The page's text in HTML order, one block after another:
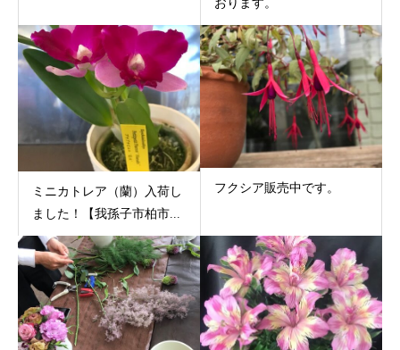
おります。
ミニカトレア（蘭）入荷し
ました！【我孫子市柏市...
フクシア販売中です。